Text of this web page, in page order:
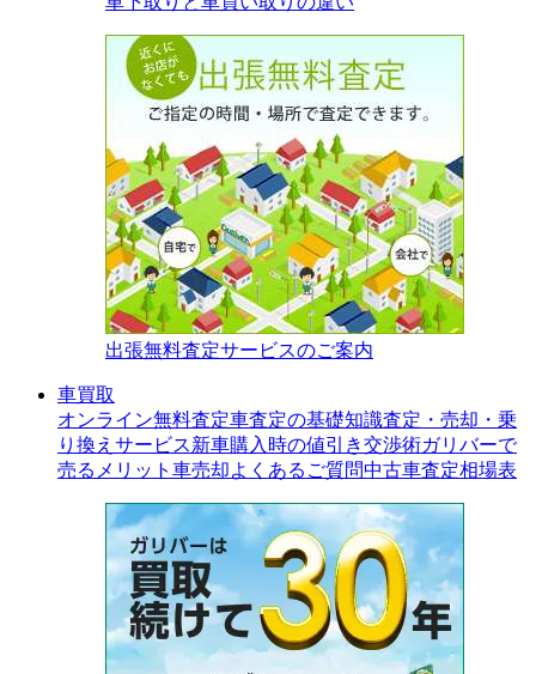
出張無料査定サービスのご案内
車買取
オンライン無料査定車査定の基礎知識査定・売却・乗
り換えサービス新車購入時の値引き交渉術ガリバーで
売るメリット 車売却よくあるご質問中古車査定相場表